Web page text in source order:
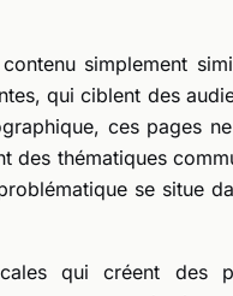
simplement
qui ciblent des
ces pages
des thématiques
se situe
qui créent des